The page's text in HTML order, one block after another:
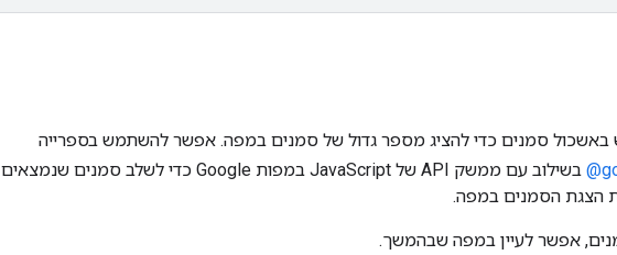
סמנים כדי להציג מספר גדול של סמנים במפה. אפשר להשתמש בספרייה
בשילוב עם ממשק API של JavaScript במפות Google כדי לשלב סמנים שנמצאים
הצגת הסמנים במפה.
אפשר לעיין במפה שבהמשך.